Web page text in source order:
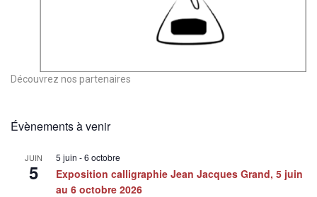
Découvrez nos partenaires
Évènements à venir
JUIN
5
5 juin -6 octobre
Exposition calligraphie Jean Jacques Grand, 5 juin
au 6 octobre 2026